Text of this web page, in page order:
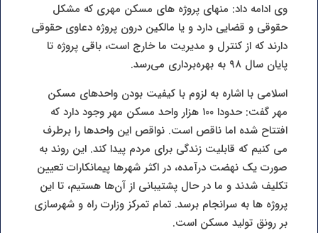
وی ادامه داد: منهای پروژه های مسکن مهری که مشکل
حقوقی و قضایی دارد و یا مالکین درون پروژه دعاوی حقوقی
دارند که از کنترل و مدیریت ما خارج است، باقی پروژه تا
پایان سال ۹۸ به بهره‌برداری می‌رسد.
اسلامی با اشاره به لزوم با کیفیت بودن واحدهای مسکن
مهر گفت: حدودا ۱۰۰ هزار واحد مسکن مهر وجود دارد که
افتتاح شده اما ناقص است. نواقص این واحدها را برطرف
می کنیم که قابلیت زندگی برای مردم پیدا کند. این روند به
صورت یک نهضت درآمده، در اکثر شهرها پیمانکارات تعیین
تکلیف شدند و ما در حال پشتیبانی از آن‌ها هستیم، تا این
پروژه ها به سرانجام برسد. تمام تمرکز وزارت راه و شهرسازی
بر رونق تولید مسکن است.